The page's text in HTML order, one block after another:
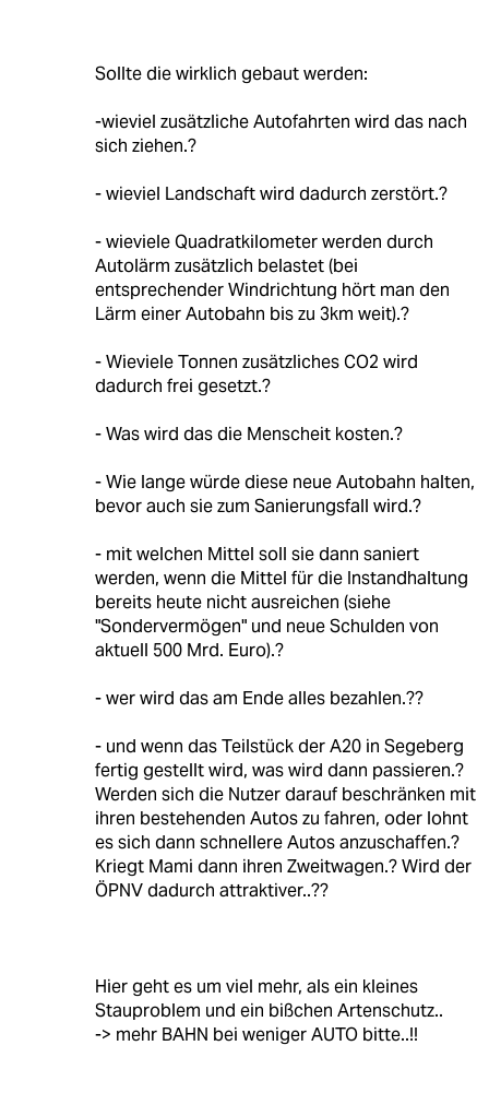
Sollte die wirklich gebaut werden:
-wieviel zusätzliche Autofahrten wird das nach
sich ziehen.?
- wieviel Landschaft wird dadurch zerstört.?
- wieviele Quadratkilometer werden durch
Autolärm zusätzlich belastet (bei
entsprechender Windrichtung hört man den
Lärm einer Autobahn bis zu 3km weit).?
- Wieviele Tonnen zusätzliches CO2 wird
dadurch frei gesetzt.?
- Was wird das die Menscheit kosten.?
- Wie lange würde diese neue Autobahn halten,
bevor auch sie zum Sanierungsfall wird.?
- mit welchen Mittel soll sie dann saniert
werden, wenn die Mittel für die Instandhaltung
bereits heute nicht ausreichen (siehe
"Sondervermögen" und neue Schulden von
aktuell 500 Mrd. Euro).?
- wer wird das am Ende alles bezahlen.??
- und wenn das Teilstück der A20 in Segeberg
fertig gestellt wird, was wird dann passieren.?
Werden sich die Nutzer darauf beschränken mit
ihren bestehenden Autos zu fahren, oder lohnt
es sich dann schnellere Autos anzuschaffen.?
Kriegt Mami dann ihren Zweitwagen.? Wird der
ÖPNV dadurch attraktiver..??
Hier geht es um viel mehr, als ein kleines
Stauproblem und ein bißchen Artenschutz..
-> mehr BAHN bei weniger AUTO bitte..!!